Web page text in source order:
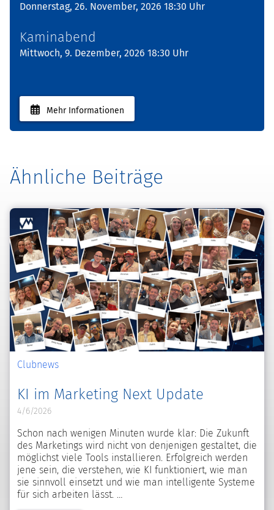
Donnerstag, 26. November, 2026 18:30 Uhr
Kaminabend
Mittwoch, 9. Dezember, 2026 18:30 Uhr
Mehr Informationen
Ähnliche Beiträge
Clubnews
KI im Marketing Next Update
4/6/2026
Schon nach wenigen Minuten wurde klar: Die Zukunft
des Marketings wird nicht von denjenigen gestaltet, die
möglichst viele Tools installieren. Erfolgreich werden
jene sein, die verstehen, wie KI funktioniert, wie man
sie sinnvoll einsetzt und wie man intelligente Systeme
für sich arbeiten lässt.